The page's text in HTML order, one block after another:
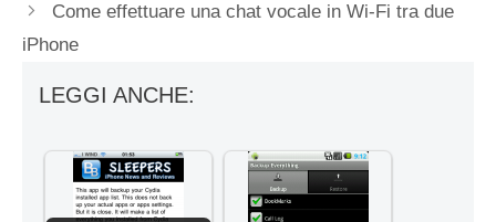
Come effettuare una chat vocale in Wi-Fi tra due
iPhone
LEGGI ANCHE: